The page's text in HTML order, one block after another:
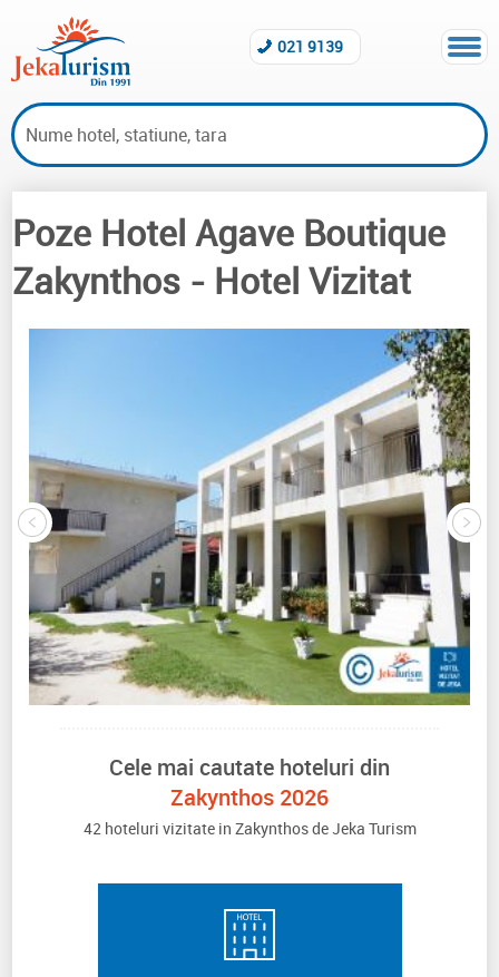
021 9139
Hoteluri vizitate Zakynthos
Poze Hotel Agave Boutique
Zakynthos - Hotel Vizitat
Cele mai cautate hoteluri din
Zakynthos 2026
42 hoteluri vizitate in Zakynthos de Jeka Turism